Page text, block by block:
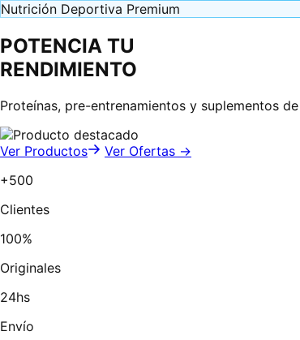
Nutrición Deportiva Premium
POTENCIA TU
RENDIMIENTO
Proteínas, pre-entrenamientos y suplementos
Ver Productos
Ver Ofertas →
+500
Clientes
100%
Originales
24hs
Envío